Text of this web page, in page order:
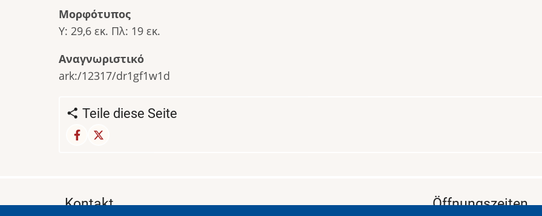
Μορφότυπος
Υ: 29,6 εκ. Πλ: 19 εκ.
Αναγνωριστικό
ark:/12317/dr1gf1w1d
Teile diese Seite
Kontakt Öffnungszeiten